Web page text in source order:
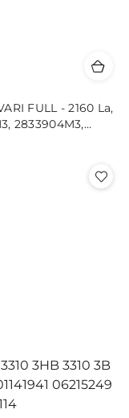
FULL - 2160 La,
2833904M3,